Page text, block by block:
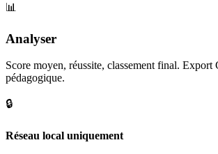
📊
Analyser
Score moyen, réussite, classement final. Export
pédagogique.
🔒
Réseau local uniquement